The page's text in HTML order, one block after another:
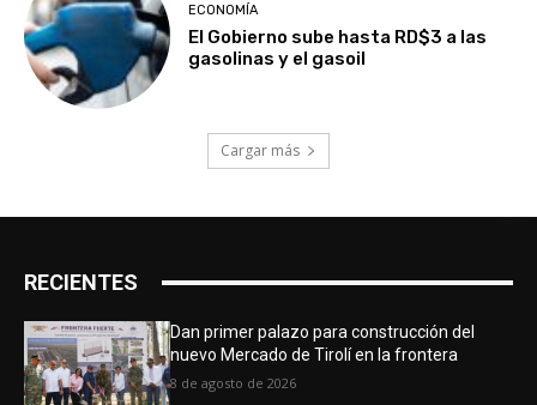
ECONOMÍA
El Gobierno sube hasta RD$3 a las
gasolinas y el gasoil
Cargar más
RECIENTES
Dan primer palazo para construcción del
nuevo Mercado de Tirolí en la frontera
8 de agosto de 2026